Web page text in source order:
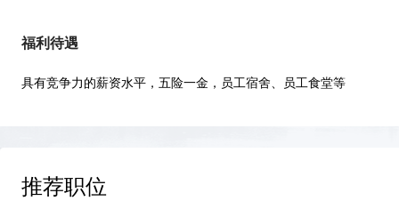
福利待遇
具有竞争力的薪资水平，五险一金，员工宿舍、员工食堂等
推荐职位